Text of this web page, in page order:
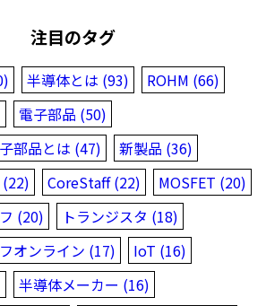
注目のタグ
半導体とは (93)
ROHM (66)
電子部品 (50)
部品とは (47)
新製品 (36)
CoreStaff (22)
MOSFET (20)
(20)
トランジスタ (18)
オンライン (17)
IoT (16)
半導体メーカー (16)